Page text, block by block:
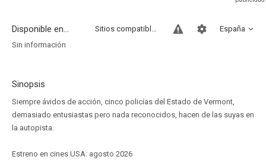
Disponible en... España
Sitios compatibles
Sin información
Sinopsis
Siempre ávidos de acción, cinco policías del Estado de Vermont,
demasiado entusiastas pero nada reconocidos, hacen de las suyas en
la autopista.
Estreno en cines USA: agosto 2026